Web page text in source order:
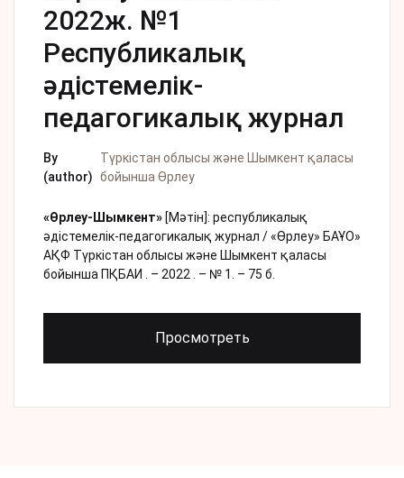
2022ж. №1
Республикалық
әдістемелік-
педагогикалық журнал
By
(author)
Түркістан облысы және Шымкент қаласы
бойынша Өрлеу
«Өрлеу-Шымкент» [Мәтін]: республикалық
әдістемелік-педагогикалық журнал / «Өрлеу» БАҰО»
АҚФ Түркістан облысы және Шымкент қаласы
бойынша ПҚБАИ . – 2022 . – № 1. – 75 б.
Просмотреть